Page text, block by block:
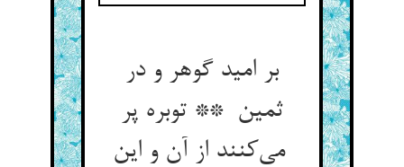
بر امید گوهر و در
ثمین ** توبره پر
می‌کنند از آن و این